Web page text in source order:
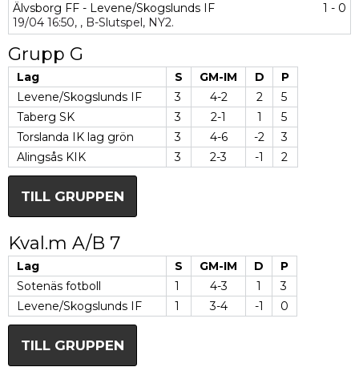
Älvsborg FF - Levene/Skogslunds IF
1 - 0
19/04 16:50, , B-Slutspel, NY2.
Grupp G
Lag S GM-IM D
P
Levene/Skogslunds IF
3 4-2 2
5
Taberg SK
3 2-1 1
5
Torslanda IK lag grön
3 4-6 -2
3
Alingsås KIK
3 2-3 -1 2
TILL GRUPPEN
Kval.m A/B 7
Lag S GM-IM D
P
Sotenäs fotboll
1 4-3 1
3
Levene/Skogslunds IF
1 3-4 -1 0
TILL GRUPPEN